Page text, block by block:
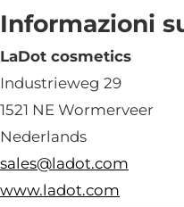
Informazioni
LaDot cosmetics
Industrieweg 29
1521 NE Wormerveer
Nederlands
sales@ladot.com
www.ladot.com